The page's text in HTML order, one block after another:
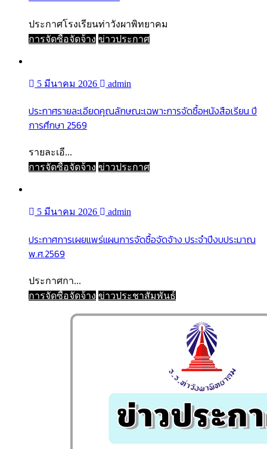
ประกาศโรงเรียนท่าวังผาพิทยาคม
การจัดซื้อจัดจ้าง ข่าวประกาศ
5 มีนาคม 2026 admin
ประกาศรายละเอียดคุณลักษณะเฉพาะการจัดซื้อหนังสือเรียน ปี
การศึกษา 2569
รายละเอี...
การจัดซื้อจัดจ้าง ข่าวประกาศ
5 มีนาคม 2026 admin
ประกาศการเผยแพร่แผนการจัดซื้อจัดจ้าง ประจำปีงบประมาณ
พ.ศ.2569
ประกาศกา...
การจัดซื้อจัดจ้าง ข่าวประชาสัมพันธ์